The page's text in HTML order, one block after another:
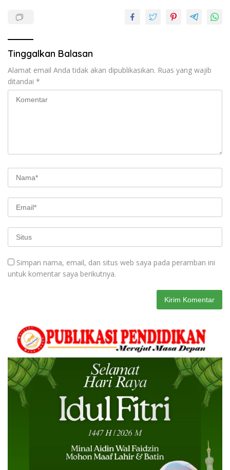
Tinggalkan Balasan
Alamat email Anda tidak akan dipublikasikan. Ruas yang wajib
ditandai *
Simpan nama, email, dan situs web saya pada peramban ini
untuk komentar saya berikutnya.